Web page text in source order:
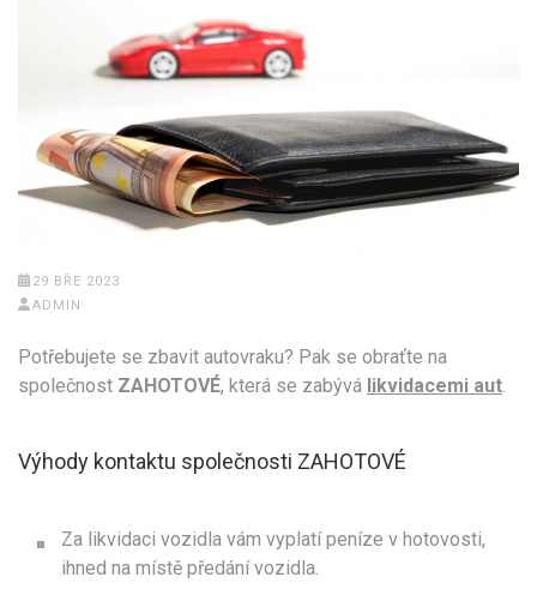
29 BŘE 2023
ADMIN
Potřebujete se zbavit autovraku? Pak se obraťte na
společnost ZAHOTOVÉ, která se zabývá likvidacemi aut
Výhody kontaktu společnosti ZAHOTOVÉ
Za likvidaci vozidla vám vyplatí peníze v hotovosti,
ihned na místě předání vozidla.